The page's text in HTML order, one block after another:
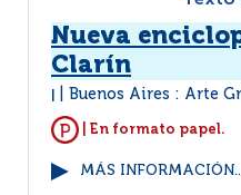
Nueva
Clarín
Buenos Aires : Arte
| En formato papel.
MÁS